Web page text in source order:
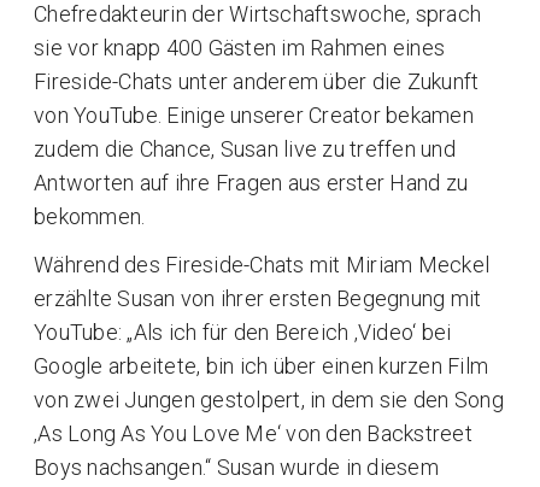
Chefredakteurin der Wirtschaftswoche, sprach
sie vor knapp 400 Gästen im Rahmen eines
Fireside-Chats unter anderem über die Zukunft
von YouTube. Einige unserer Creator bekamen
zudem die Chance, Susan live zu treffen und
Antworten auf ihre Fragen aus erster Hand zu
bekommen.
Während des Fireside-Chats mit Miriam Meckel
erzählte Susan von ihrer ersten Begegnung mit
YouTube: „Als ich für den Bereich ‚Video‘ bei
Google arbeitete, bin ich über einen kurzen Film
von zwei Jungen gestolpert, in dem sie den Song
‚As Long As You Love Me‘ von den Backstreet
Boys nachsangen.“ Susan wurde in diesem